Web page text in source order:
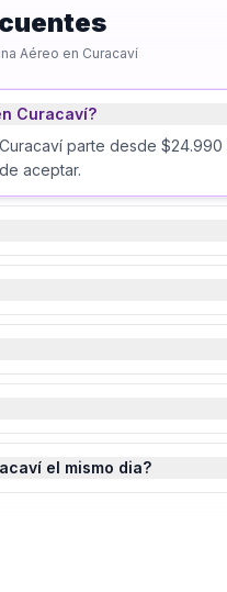
Aéreo en Curacaví
Curacaví?
parte desde $24.990
aceptar.
el mismo dia?